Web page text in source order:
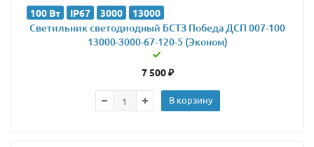
100 Вт IP67 3000 13000
Светильник светодиодный БСТЗ Победа ДСП 007-100
13000-3000-67-120-5 (Эконом)
7 500₽
В корзину